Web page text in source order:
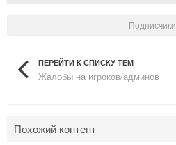
Подписчики
ПЕРЕЙТИ К СПИСКУ ТЕМ
Жалобы на игроков/админов
Похожий контент